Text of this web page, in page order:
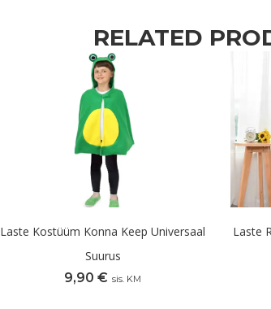
RELATED
Laste Kostüüm Konna Keep Universaal
Suurus
9,90 € sis. KM
Laste